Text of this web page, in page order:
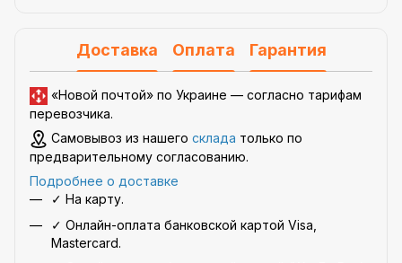
Доставка Оплата Гарантия
«Новой почтой» по Украине — согласно тарифам
перевозчика.
Самовывоз из нашего склада только по
предварительному согласованию.
Подробнее о доставке
✓ На карту.
✓ Онлайн-оплата банковской картой Visa,
Mastercard.